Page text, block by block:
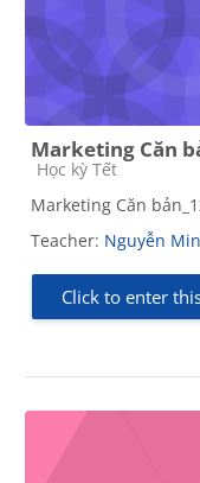
Marketing Căn
Course category
Học kỳ Tết
Marketing Căn
Teacher: Nguyễn
Click to enter